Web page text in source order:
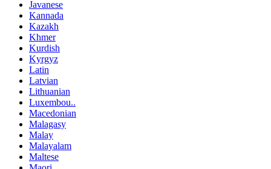
Javanese
Kannada
Kazakh
Khmer
Kurdish
Kyrgyz
Latin
Latvian
Lithuanian
Luxembou..
Macedonian
Malagasy
Malay
Malayalam
Maltese